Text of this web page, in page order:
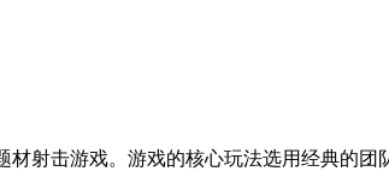
材射击游戏。游戏的核心玩法选用经典的